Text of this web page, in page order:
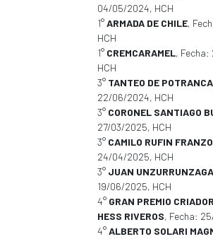
04/05/2024, HCH
1°ARMADA DE CHILE,
HCH
1° CREMCARAMEL,
HCH
3° TANTEO DE
22/06/2024, HCH
3° CORONEL SANTIAGO
27/03/2025, HCH
3° CAMILO RUFIN
24/04/2025, HCH
3° JUAN
19/06/2025, HCH
4° GRAN PREMIO
HESS RIVEROS, Fecha:
4°ALBERTO SOLARI